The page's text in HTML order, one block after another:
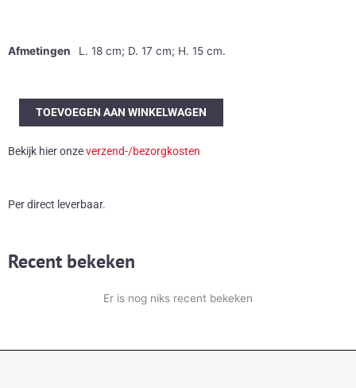
Afmetingen L. 18 cm; D. 17 cm; H. 15 cm.
Rosenthal
'Venus'
aantal
TOEVOEGEN AAN WINKELWAGEN
Bekijk hier onzeverzend-/bezorgkosten
Per direct leverbaar.
Recent bekeken
Er is nog niks recent bekeken